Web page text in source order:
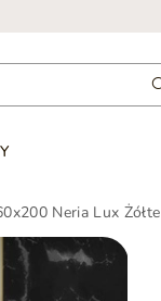
Neria Lux Żółte